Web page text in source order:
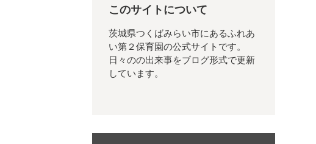
このサイトについて
茨城県つくばみらい市にあるふれあ
い第２保育園の公式サイトです。
日々のの出来事をブログ形式で更新
しています。